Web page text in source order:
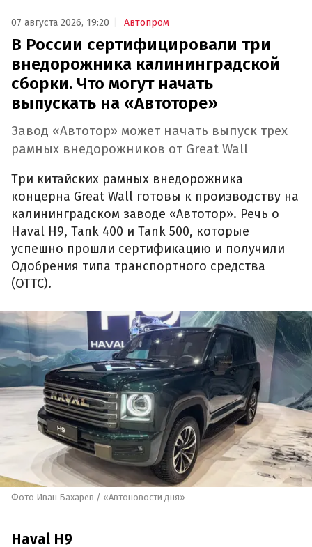
07 августа 2026, 19:20 Автопром
В России сертифицировали три
внедорожника калининградской
сборки. Что могут начать
выпускать на «Автоторе»
Завод «Автотор» может начать выпуск трех
рамных внедорожников от Great Wall
Три китайских рамных внедорожника
концерна Great Wall готовы к производству на
калининградском заводе «Автотор». Речь о
Haval H9, Tank 400 и Tank 500, которые
успешно прошли сертификацию и получили
Одобрения типа транспортного средства
(ОТТС).
Фото Иван Бахарев / «Автоновости дня»
Haval H9